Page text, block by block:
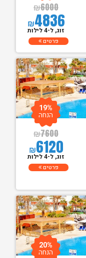
₪6000
₪4836
זוג, ל-4 לילות
פרטים
₪7600
₪6120
19%
הנחה
זוג, ל-4 לילות
פרטים
20%
הנחה